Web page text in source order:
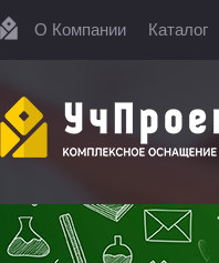
О Компании Каталог